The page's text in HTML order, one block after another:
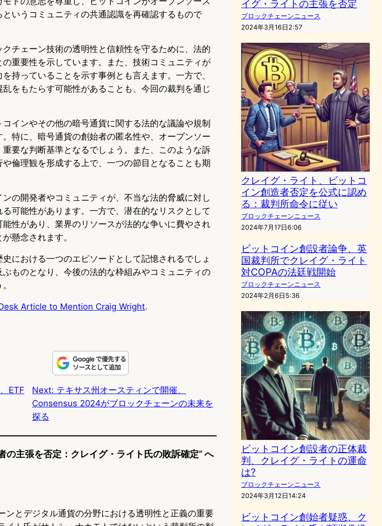
いうコミュニティの共通認識を再確認するもので
チェーン技術の透明性と信頼性を守るために、法的
重要性を示しています。また、技術コミュニティが
持っていることを示す事例とも言えます。一方で、
をもたらす可能性があることも、今回の裁判を通じ
インやその他の暗号通貨に関する法的な議論や規制
特に、暗号通貨の創始者の匿名性や、オープンソー
要な判断基準となるでしょう。また、このような訴
倫理観を形成する上で、一つの節目となることも期
の開発者やコミュニティが、不当な法的脅威に対し
可能性があります。一方で、潜在的なリスクとして
性があり、業界のリソースが法的な争いに費やされ
懸念されます。
における一つのエピソードとして記憶されるでしょ
ものとなり、今後の法的な枠組みやコミュニティの
Article to Mention Craig Wright.
ETF
Next: テキサス州オースティンで開催、
Consensus 2024がブロックチェーンの未来を
探る
の主張を否定：クレイグ・ライト氏の敗訴確定” へ
ンとデジタル通貨の分野における透明性と正義の重要
イグ・ライトの主張を否定
ブロックチェーンニュース
2024年3月16日2:57
クレイグ・ライト、ビットコ
イン創造者否定を公式に認め
る：裁判所命令に従い
ブロックチェーンニュース
2024年7月17日6:06
ビットコイン創設者論争、英
国裁判所でクレイグ・ライト
対COPAの法廷戦開始
ブロックチェーンニュース
2024年2月6日5:36
ビットコイン創設者の正体裁
判、クレイグ・ライトの運命
は?
ブロックチェーンニュース
2024年3月12日14:24
ビットコイン創始者疑惑、ク